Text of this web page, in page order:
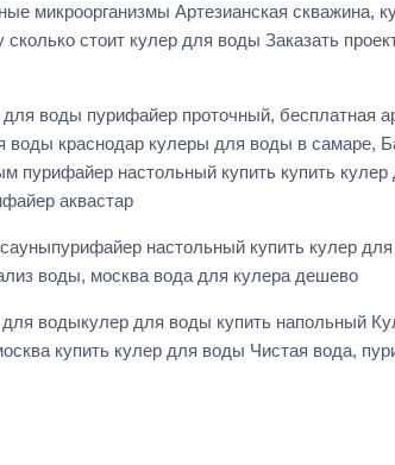
микроорганизмы Артезианская скважина,
стоит кулер для воды Заказать
воды пурифайер проточный, бесплатная
краснодар кулеры для воды в самаре,
настольный купить купить кулер
аквастар
настольный купить кулер
воды, москва вода для кулера дешево
для водыкулер для воды купить напольный
купить кулер для воды Чистая вода,